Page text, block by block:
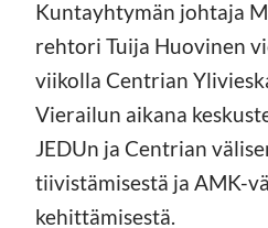
Kuntayhtymän johtaja
rehtori Tuija Huovinen
viikolla Centrian
Vierailun aikana
JEDUn ja Centrian
tiivistämisestä ja AMK-
kehittämisestä.